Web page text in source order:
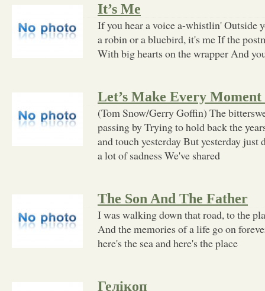
It’s Me
If you hear a voice a-whistlin' Outside
a robin or a bluebird, it's me If the
With big hearts on the wrapper And
Let’s Make Every
(Tom Snow/Gerry Goffin) The
passing by Trying to hold back the
and touch yesterday But yesterday just
a lot of sadness We've shared
The Son And The Father
I was walking down that road, to the
And the memories of a life go on
here's the sea and here's the place
Гелікоп